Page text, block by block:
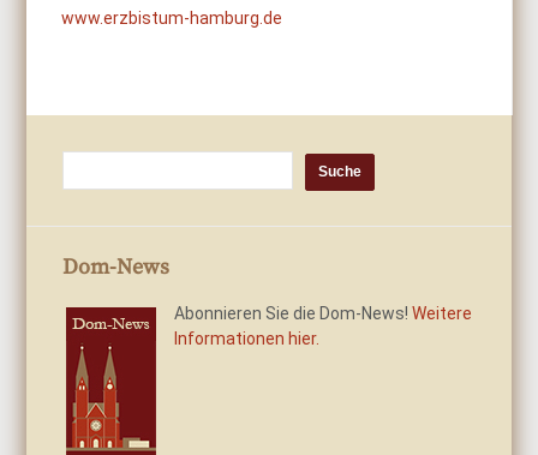
www.erzbistum-hamburg.de
Dom-News
Abonnieren Sie die Dom-News!Weitere
Informationen hier.